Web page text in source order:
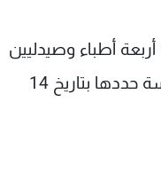
أطباء وصيدليين
بالإضافة الى نقابة الأطباء في جلسة حددها بتاريخ 14